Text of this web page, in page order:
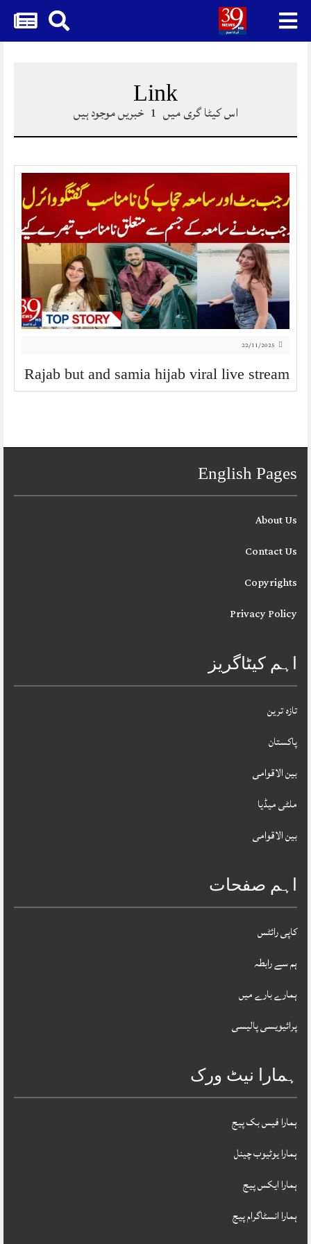
Skip
Link
اس کیٹا گری میں 1 خبریں موجود ہیں
22/11/2025
Rajab but and samia hijab viral live stream
English Pages
About Us
Contact Us
Copyrights
Privacy Policy
اہم کیٹاگریز
تازہ ترین
پاکستان
بین الاقوامی
ملٹی میڈیا
بین الاقوامی
اہم صفحات
کاپی رائٹس
ہم سے رابطہ
ہمارے بارے میں
پرائیویسی پالیسی
ہمارا نیٹ ورک
ہمارا فیس بک پیج
ہمارا یوٹیوب چینل
ہمارا ایکس پیج
ہمارا انسٹاگرام پیج